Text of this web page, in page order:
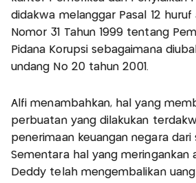
didakwa melanggar Pasal 12 huruf
Nomor 31 Tahun 1999 tentang
Pidana Korupsi sebagaimana
undang No 20 tahun 2001.
Alfi menambahkan, hal yang
perbuatan yang dilakukan
penerimaan keuangan negara
Sementara hal yang meringankan
Deddy telah mengembalikan